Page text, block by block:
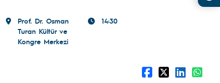
Prof. Dr. Osman
Turan Kültür ve
Kongre Merkezi
14:30